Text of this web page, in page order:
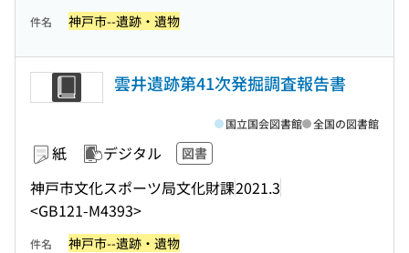
件名 神戸市--遺跡・遺物
雲井遺跡第41次発掘調査報告書
紙 デジタル 図書
神戸市文化スポーツ局文化財課2021.3
<GB121-M4393>
国立国会図書館 全国の図書館
件名 神戸市--遺跡・遺物